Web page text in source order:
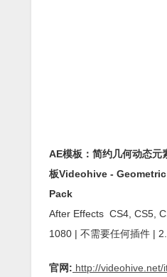
AE模板：简约几何动态元
板Videohive -
Pack
After Effects CS4, CS5,
1080 | 不需要任何插件 |
官网: http://